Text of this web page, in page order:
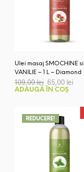
Ulei masaj SMOCHINE si
VANILIE – 1 L – Diamond
109,00lei Prețul
inițial
65,00 lei
ADAUGĂ ÎN COȘ
REDUCERE!